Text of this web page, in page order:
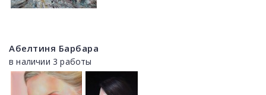
Абелтиня Барбара
в наличии 3 работы